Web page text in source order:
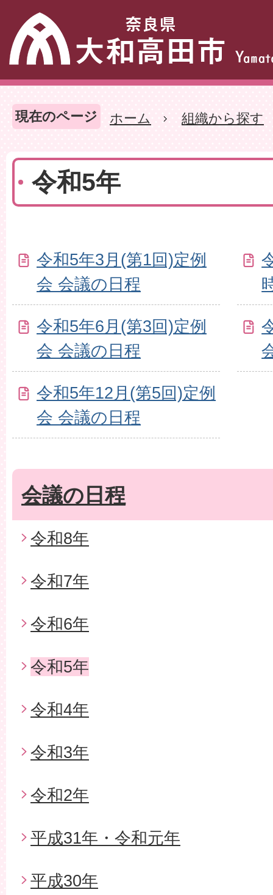
現在のページ ホーム 組織から探す
令和5年
令和5年3月(第1回)定例
会 会議の日程
令和5年6月(第3回)定例
会 会議の日程
令和5年12月(第5回)定例
会 会議の日程
会議の日程
令和8年
令和7年
令和6年
令和5年
令和4年
令和3年
令和2年
平成31年・令和元年
平成30年